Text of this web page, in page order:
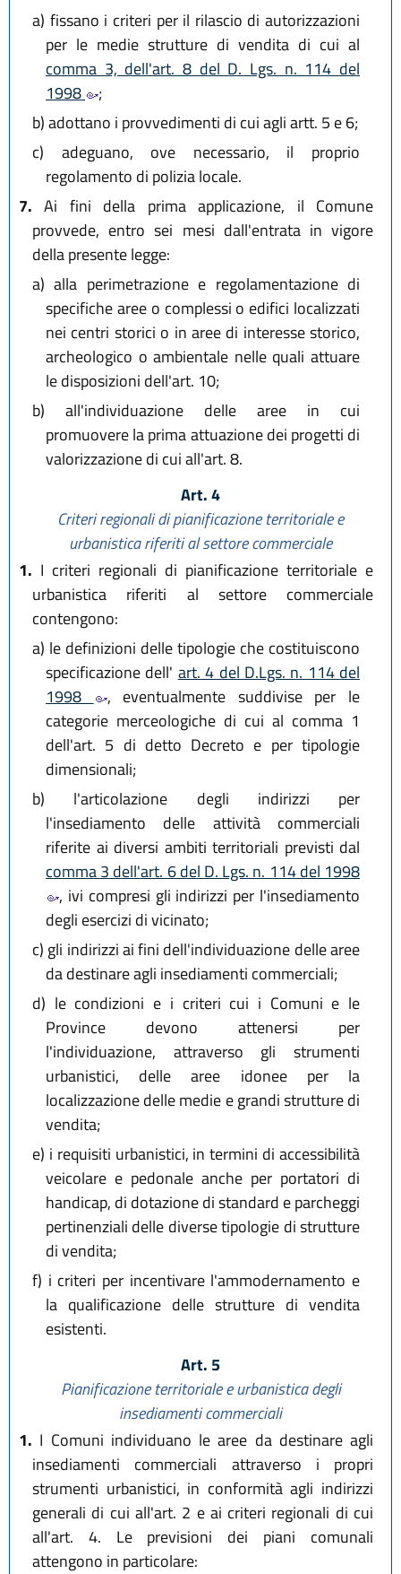
a) fissano i criteri per il rilascio di autorizzazioni
per le medie strutture di vendita di cui al
comma 3, dell'art. 8 del D. Lgs. n. 114 del
1998
;
b)adottano i provvedimenti di cui agli artt. 5 e 6;
c) adeguano, ove necessario, il proprio
regolamento di polizia locale.
7. Ai fini della prima applicazione, il Comune
provvede, entro sei mesi dall'entrata in vigore
della presente legge:
a) alla perimetrazione e regolamentazione di
specifiche aree o complessi o edifici localizzati
nei centri storici o in aree di interesse storico,
archeologico o ambientale nelle quali attuare
le disposizioni dell'art. 10;
b) all'individuazione delle aree in cui
promuovere la prima attuazione dei progetti di
valorizzazione di cui all'art. 8.
Art. 4
Criteri regionali di pianificazione territoriale e
urbanisticariferiti al settore commerciale
1. I criteri regionali di pianificazione territoriale e
urbanistica riferiti al settore commerciale
contengono:
a) le definizioni delle tipologie che costituiscono
specificazione dell' art. 4 del D.Lgs. n. 114 del
1998
, eventualmente suddivise per le
categorie merceologiche di cui al comma 1
dell'art. 5 di detto Decreto e per tipologie
dimensionali;
b) l'articolazione degli indirizzi per
l'insediamento delle attività commerciali
riferite ai diversi ambiti territoriali previsti dal
comma 3 dell'art. 6 del D. Lgs. n. 114 del 1998
, ivi compresi gli indirizzi per l'insediamento
degli esercizi di vicinato;
c) gli indirizzi ai fini dell'individuazione delle aree
da destinare agli insediamenti commerciali;
d) le condizioni e i criteri cui i Comuni e le
Province devono attenersi per
l'individuazione, attraverso gli strumenti
urbanistici, delle aree idonee per la
localizzazione delle medie e grandi strutture di
vendita;
e) i requisiti urbanistici, in termini di accessibilità
veicolare e pedonale anche per portatori di
handicap, di dotazione di standard e parcheggi
pertinenziali delle diverse tipologie di strutture
di vendita;
f) i criteri per incentivare l'ammodernamento e
la qualificazione delle strutture di vendita
esistenti.
Art. 5
Pianificazione territoriale e urbanistica degli
insediamenti commerciali
1. I Comuni individuano le aree da destinare agli
insediamenti commerciali attraverso i propri
strumenti urbanistici, in conformità agli indirizzi
generali di cui all'art. 2 e ai criteri regionali di cui
all'art. 4. Le previsioni dei piani comunali
attengono in particolare: